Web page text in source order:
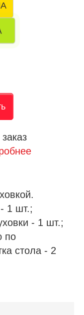
1 шт.;
- 1 шт.;
по
стола - 2